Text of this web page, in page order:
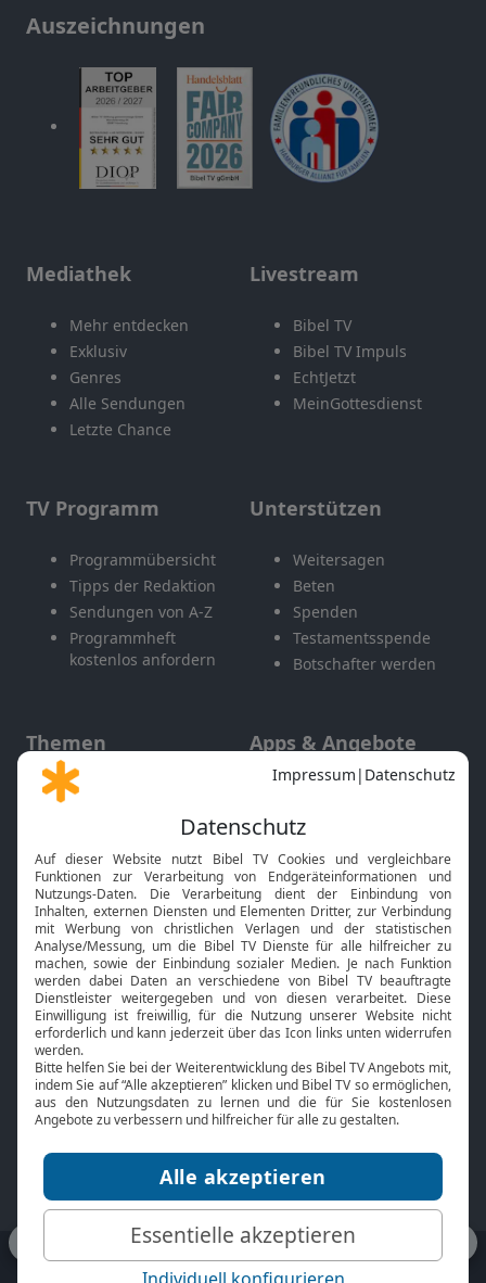
Auszeichnungen
Mediathek
Mehr entdecken
Exklusiv
Genres
Alle Sendungen
Letzte Chance
Livestream
Bibel TV
Bibel TV Impuls
EchtJetzt
MeinGottesdienst
TV Programm
Programmübersicht
Tipps der Redaktion
Sendungen von A-Z
Programmheft
kostenlos anfordern
Unterstützen
Weitersagen
Beten
Spenden
Testamentsspende
Botschafter werden
Themen
Gott und Bibel erklärt
Neuigkeiten
Apps & Angebote
Mobile App
Smart TV
HbbTV
Bibelthek Online-Bibel
Nächster Gottesdienst
Bibel TV
Über uns
Jobs
Mediadaten
Service
Kontakt
TV-Empfang
bibeltv.de: Impressum
Datenschutz